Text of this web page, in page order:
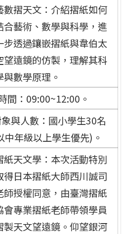
數摺天文：介紹摺紙如何
合藝術、數學與科學，進
步透過鑲嵌摺紙與韋伯太
望遠鏡的仿製，理解其科
與數學原理。
間：09:00~12:00。
與人數：國小學生30名
中年級以上學生優先)。
紙天文學：本次活動特別
得日本摺紙大師西川誠司
師授權同意，由臺灣摺紙
會專業摺紙老師帶領學員
製天文望遠鏡。仰望銀河